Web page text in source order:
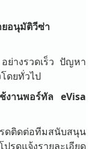
ยอนุมัติวีซ่า
างรวดเร็ว ปัญหา
ดยทั่วไป
งานพอร์ทัล eVisa
ติดต่อทีมสนับสนุน
แจ้งรายละเอียด